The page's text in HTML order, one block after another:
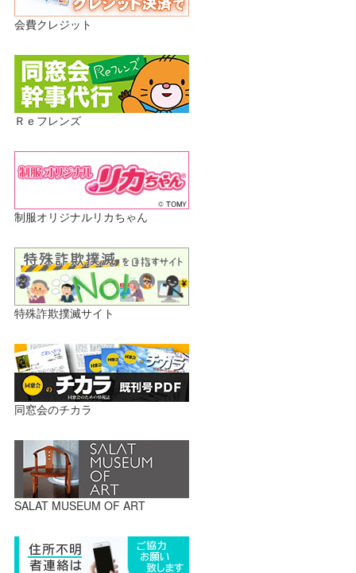
会費クレジット
Ｒｅフレンズ
制服オリジナルリカちゃん
特殊詐欺撲滅サイト
同窓会のチカラ
SALAT MUSEUM OF ART